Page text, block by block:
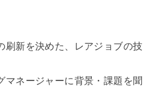
刷新を決めた、レアジョブの技
マネージャーに背景・課題を聞